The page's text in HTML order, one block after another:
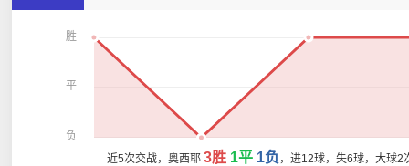
胜
平
负
近5次交战，奥西耶 3胜 1平 1负 ，进12球，失6球，大球2